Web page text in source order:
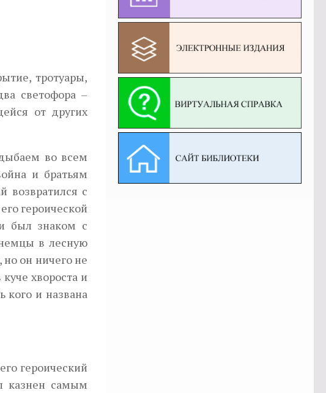
тротуары,
светофора –
от других
во всем
и братьям
возвратился с
героической
был знаком с
в лесную
он ничего не
хвороста и
кого и названа
героический
казнен самым